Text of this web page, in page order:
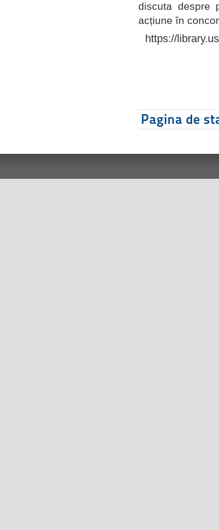
discuta despre
acțiune în
https://
Pagina de